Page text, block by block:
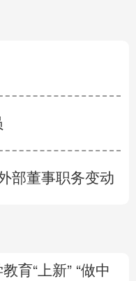
部董事职务变动
育“上新” “做中